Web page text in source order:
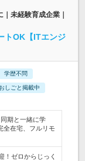
未経験育成企業｜
トOK【ITエンジ
学歴不問
しごと掲載中
期と一緒に学
全在宅、フルリモ
！ゼロからじっく